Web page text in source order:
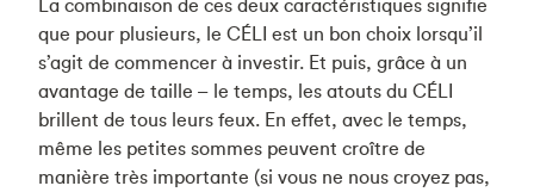
La combinaison de ces deux caractéristiques signifie
que pour plusieurs, le CÉLI est un bon choix lorsqu’il
s’agit de commencer à investir. Et puis, grâce à un
avantage de taille – le temps, les atouts du CÉLI
brillent de tous leurs feux. En effet, avec le temps,
même les petites sommes peuvent croître de
manière très importante (si vous ne nous croyez pas,